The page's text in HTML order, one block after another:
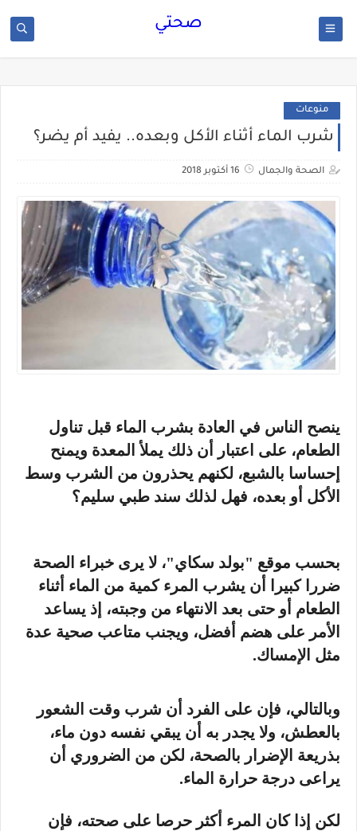
صحتي
منوعات
شرب الماء أثناء الأكل وبعده.. يفيد أم يضر؟
الصحة والجمال 16 أكتوبر 2018
ينصح الناس في العادة بشرب الماء قبل تناول
الطعام، على اعتبار أن ذلك يملأ المعدة ويمنح
إحساسا بالشبع، لكنهم يحذرون من الشرب وسط
الأكل أو بعده، فهل لذلك سند طبي سليم؟
بحسب موقع "بولد سكاي"، لا يرى خبراء الصحة
ضررا كبيرا أن يشرب المرء كمية من الماء أثناء
الطعام أو حتى بعد الانتهاء من وجبته، إذ يساعد
الأمر على هضم أفضل، ويجنب متاعب صحية عدة
مثل الإمساك.
وبالتالي، فإن على الفرد أن شرب وقت الشعور
بالعطش، ولا يجدر به أن يبقي نفسه دون ماء،
بذريعة الإضرار بالصحة، لكن من الضروري أن
يراعى درجة حرارة الماء.
لكن إذا كان المرء أكثر حرصا على صحته، فإن